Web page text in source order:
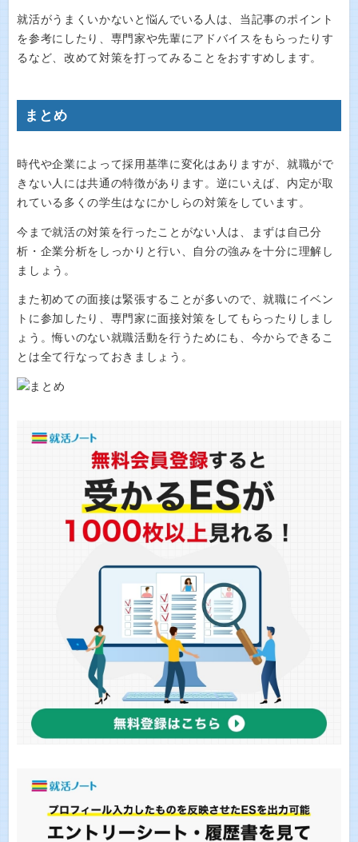
就活がうまくいかないと悩んでいる人は、当記事のポイント
を参考にしたり、専門家や先輩にアドバイスをもらったりす
るなど、改めて対策を打ってみることをおすすめします。
まとめ
時代や企業によって採用基準に変化はありますが、就職がで
きない人には共通の特徴があります。逆にいえば、内定が取
れている多くの学生はなにかしらの対策をしています。
今まで就活の対策を行ったことがない人は、まずは自己分
析・企業分析をしっかりと行い、自分の強みを十分に理解し
ましょう。
また初めての面接は緊張することが多いので、就職にイベン
トに参加したり、専門家に面接対策をしてもらったりしまし
ょう。悔いのない就職活動を行うためにも、今からできるこ
とは全て行なっておきましょう。